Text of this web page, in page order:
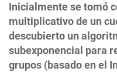
Inicialmente se tomó
multiplicativo de un
descubierto un
subexponencial para
grupos (basado en el